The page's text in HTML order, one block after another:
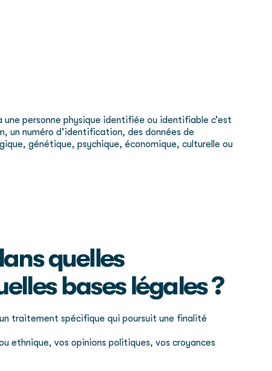
personne physique identifiée ou identifiable c’est
numéro d’identification, des données de
génétique, psychique, économique, culturelle ou
quelles
bases légales ?
traitement spécifique qui poursuit une finalité
ethnique, vos opinions politiques, vos croyances